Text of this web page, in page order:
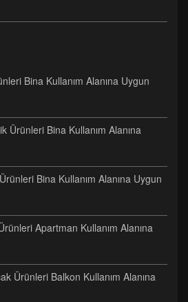
Bina Kullanım Alanına Uygun
Ürünleri Bina Kullanım Alanına
Bina Kullanım Alanına Uygun
Apartman Kullanım Alanına
Ürünleri Balkon Kullanım Alanına